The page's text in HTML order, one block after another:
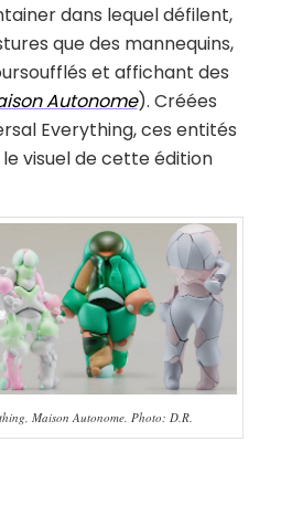
dans lequel défilent,
que des mannequins,
et affichant des
Autonome). Créées
Everything, ces entités
visuel de cette édition
Maison Autonome. Photo: D.R.